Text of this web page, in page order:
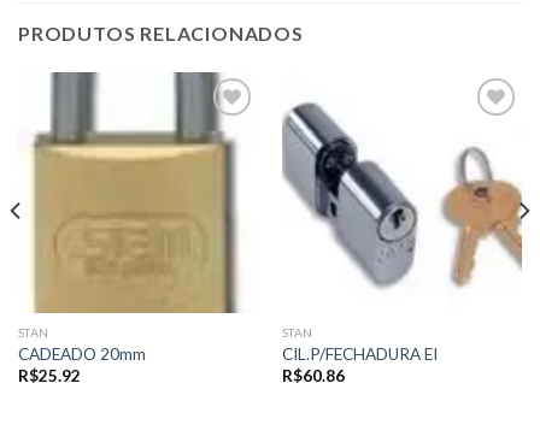
PRODUTOS RELACIONADOS
Add to
wishlist
STAN
CADEADO 20mm
R$25.92
wishlist
STAN
CIL.P/FECHADURA EI
R$60.86